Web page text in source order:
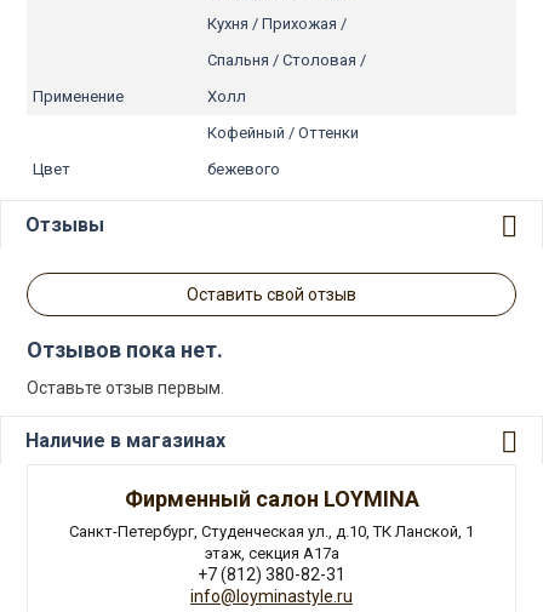
Применение
Кухня / Прихожая /
Спальня / Столовая /
Холл
Цвет
Кофейный / Оттенки
бежевого
Отзывы
Оставить свой отзыв
Отзывов пока нет.
Оставьте отзыв первым.
Наличие в магазинах
Фирменный салон LOYMINA
Санкт-Петербург, Студенческая ул., д.10, ТК Ланской, 1
этаж, секция А17а
+7 (812) 380-82-31
info@loyminastyle.ru